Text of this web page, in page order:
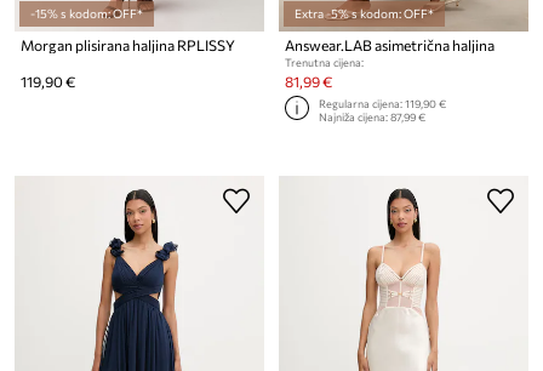
-15% s kodom: OFF*
Morgan plisirana haljina RPLISSY
119,90 €
Extra -5% s kodom: OFF*
Answear.LAB asimetrična haljina
Trenutna cijena:
81,99 €
Regularna cijena:119,90 €
Najniža cijena:87,99 €